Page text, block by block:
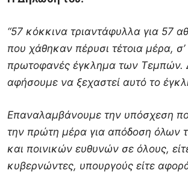
“57 κόκκινα τριαντάφυλλα για 57
που χάθηκαν πέρυσι τέτοια μέρα,
πρωτοφανές έγκλημα των Τεμπών.
αφήσουμε να ξεχαστεί αυτό το
Επαναλαμβάνουμε την υπόσχεση
την πρώτη μέρα για απόδοση όλων
και ποινικών ευθυνών σε όλους,
κυβερνώντες, υπουργούς είτε